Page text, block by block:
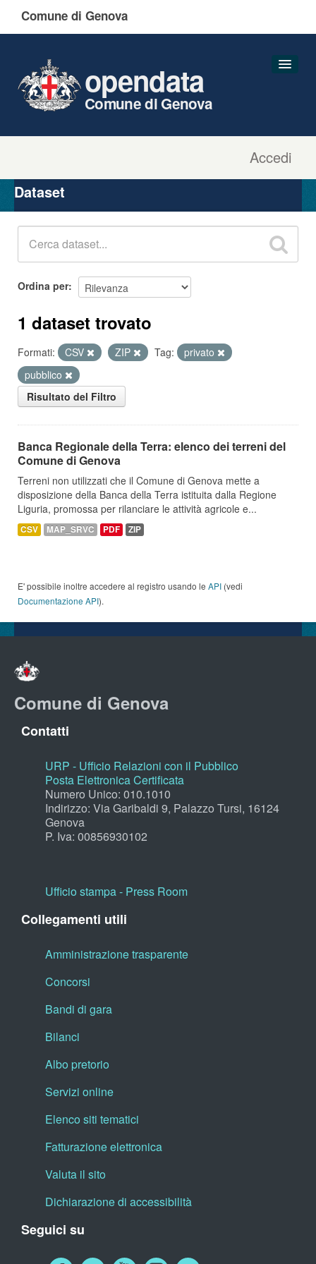
Comune di Genova
Accedi
opendata
Comune di Genova
Organizzazioni
Gruppi
Dataset
Ordina per
1 dataset trovato
Formati: CSV ZIP Tag:
privato
pubblico
Risultato del Filtro
Banca Regionale della Terra: elenco dei terreni del
Comune di Genova
Terreni non utilizzati che il Comune di Genova mette a
disposizione della Banca della Terra istituita dalla Regione
Liguria, promossa per rilanciare le attività agricole e...
CSV MAP_SRVC PDF ZIP
E' possibile inoltre accedere al registro usando le API (vedi
Documentazione API).
Comune di Genova
Contatti
URP - Ufficio Relazioni con il Pubblico
Posta Elettronica Certificata
Numero Unico: 010.1010
Indirizzo: Via Garibaldi 9, Palazzo Tursi, 16124
Genova
P. Iva: 00856930102
Ufficio stampa - Press Room
Collegamenti utili
Amministrazione trasparente
Concorsi
Bandi di gara
Bilanci
Albo pretorio
Servizi online
Elenco siti tematici
Fatturazione elettronica
Valuta il sito
Dichiarazione di accessibilità
Seguici su